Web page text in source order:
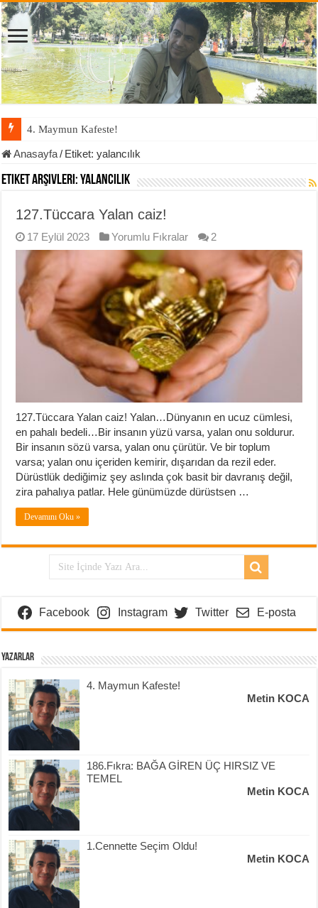
4. Maymun Kafeste!
Anasayfa/ Etiket:yalancılık
Etiket Arşivleri:yalancılık
127.Tüccara Yalan caiz!
17 Eylül 2023 Yorumlu Fıkralar 2
127.Tüccara Yalan caiz! Yalan…Dünyanın en ucuz cümlesi,
en pahalı bedeli…Bir insanın yüzü varsa, yalan onu soldurur.
Bir insanın sözü varsa, yalan onu çürütür. Ve bir toplum
varsa; yalan onu içeriden kemirir, dışarıdan da rezil eder.
Dürüstlük dediğimiz şey aslında çok basit bir davranış değil,
zira pahalıya patlar. Hele günümüzde dürüstsen …
Devamını Oku »
Facebook Instagram Twitter E-posta
Yazarlar
4. Maymun Kafeste!
Metin KOCA
186.Fıkra: BAĞA GİREN ÜÇ HIRSIZ VE
TEMEL
Metin KOCA
1.Cennette Seçim Oldu!
Metin KOCA